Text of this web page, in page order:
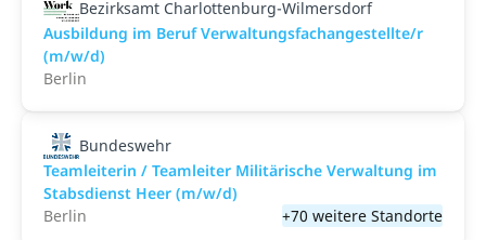
Bezirksamt Charlottenburg-Wilmersdorf
Ausbildung im Beruf Verwaltungsfachangestellte/r
(m/w/d)
Berlin
Bundeswehr
Teamleiterin / Teamleiter Militärische Verwaltung im
Stabsdienst Heer (m/w/d)
Berlin
+70 weitere Standorte